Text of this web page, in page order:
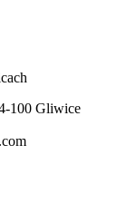
100 Gliwice